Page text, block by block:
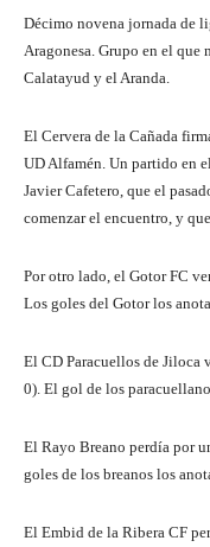
Décimo novena jornada de
Aragonesa. Grupo en el que
Calatayud y el Aranda.
El Cervera de la Cañada
UD Alfamén. Un partido en
Javier Cafetero, que el
comenzar el encuentro, y
Por otro lado, el Gotor FC
Los goles del Gotor los
El CD Paracuellos de Jiloca
0). El gol de los
El Rayo Breano perdía por
goles de los breanos los
El Embid de la Ribera CF